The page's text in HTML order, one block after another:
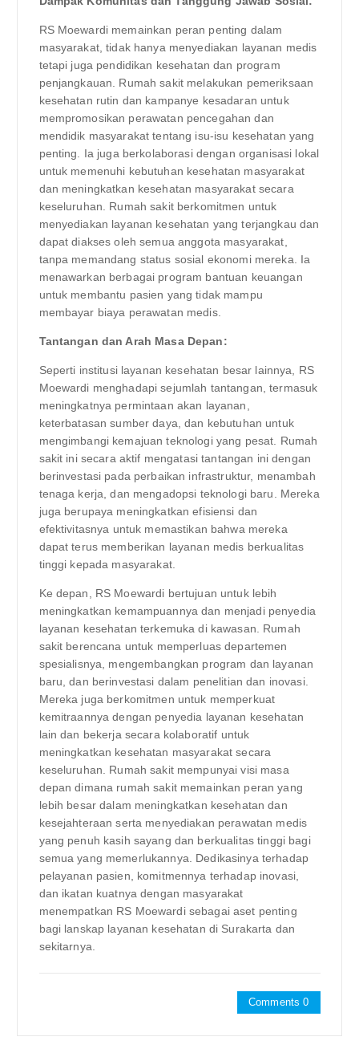
RS Moewardi memainkan peran penting dalam
masyarakat, tidak hanya menyediakan layanan medis
tetapi juga pendidikan kesehatan dan program
penjangkauan. Rumah sakit melakukan pemeriksaan
kesehatan rutin dan kampanye kesadaran untuk
mempromosikan perawatan pencegahan dan
mendidik masyarakat tentang isu-isu kesehatan yang
penting. Ia juga berkolaborasi dengan organisasi lokal
untuk memenuhi kebutuhan kesehatan masyarakat
dan meningkatkan kesehatan masyarakat secara
keseluruhan. Rumah sakit berkomitmen untuk
menyediakan layanan kesehatan yang terjangkau dan
dapat diakses oleh semua anggota masyarakat,
tanpa memandang status sosial ekonomi mereka. Ia
menawarkan berbagai program bantuan keuangan
untuk membantu pasien yang tidak mampu
membayar biaya perawatan medis.
Tantangan dan Arah Masa Depan:
Seperti institusi layanan kesehatan besar lainnya, RS
Moewardi menghadapi sejumlah tantangan, termasuk
meningkatnya permintaan akan layanan,
keterbatasan sumber daya, dan kebutuhan untuk
mengimbangi kemajuan teknologi yang pesat. Rumah
sakit ini secara aktif mengatasi tantangan ini dengan
berinvestasi pada perbaikan infrastruktur, menambah
tenaga kerja, dan mengadopsi teknologi baru. Mereka
juga berupaya meningkatkan efisiensi dan
efektivitasnya untuk memastikan bahwa mereka
dapat terus memberikan layanan medis berkualitas
tinggi kepada masyarakat.
Ke depan, RS Moewardi bertujuan untuk lebih
meningkatkan kemampuannya dan menjadi penyedia
layanan kesehatan terkemuka di kawasan. Rumah
sakit berencana untuk memperluas departemen
spesialisnya, mengembangkan program dan layanan
baru, dan berinvestasi dalam penelitian dan inovasi.
Mereka juga berkomitmen untuk memperkuat
kemitraannya dengan penyedia layanan kesehatan
lain dan bekerja secara kolaboratif untuk
meningkatkan kesehatan masyarakat secara
keseluruhan. Rumah sakit mempunyai visi masa
depan dimana rumah sakit memainkan peran yang
lebih besar dalam meningkatkan kesehatan dan
kesejahteraan serta menyediakan perawatan medis
yang penuh kasih sayang dan berkualitas tinggi bagi
semua yang memerlukannya. Dedikasinya terhadap
pelayanan pasien, komitmennya terhadap inovasi,
dan ikatan kuatnya dengan masyarakat
menempatkan RS Moewardi sebagai aset penting
bagi lanskap layanan kesehatan di Surakarta dan
sekitarnya.
Comments 0